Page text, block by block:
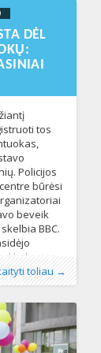
vietas
smurtu
10T09:46:39+00:00
DĖL
tos
Policijos
būrėsi
beveik
BBC.
policijos
jog buvo
toliau →
Naujienos,
347